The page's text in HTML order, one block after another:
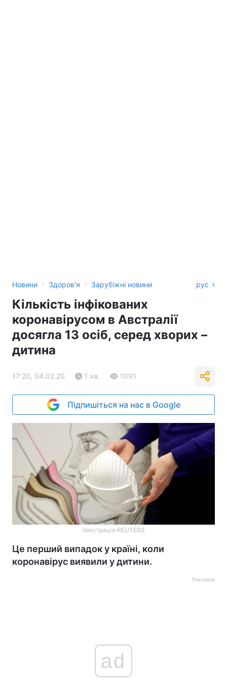
Новини › Здоров'я › Зарубіжні новини рус
Кількість інфікованих
коронавірусом в Австралії
досягла 13 осіб, серед хворих –
дитина
17:20, 04.02.20 1 хв. 1091
Підпишіться на нас в Google
Ілюстрація REUTERS
Це перший випадок у країні, коли
коронавірус виявили у дитини.
Реклама
ad